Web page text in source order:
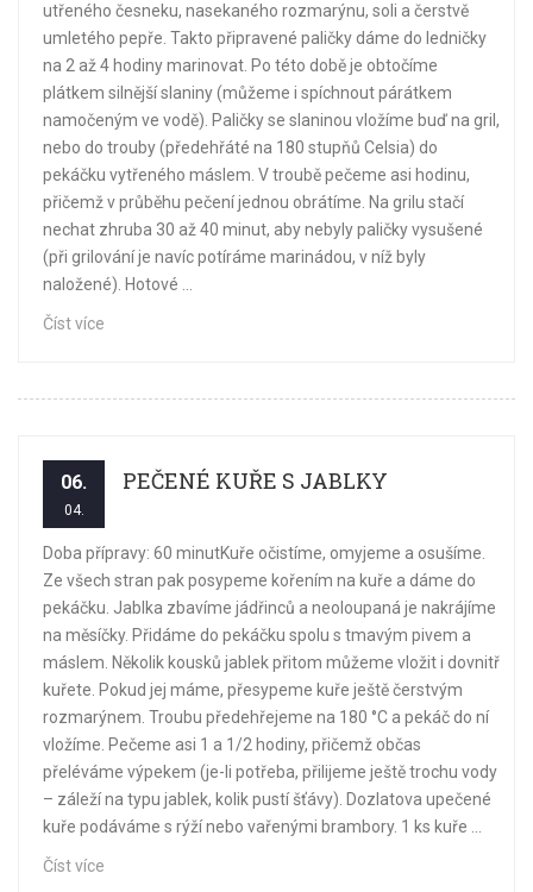
utřeného česneku, nasekaného rozmarýnu, soli a čerstvě
umletého pepře. Takto připravené paličky dáme do ledničky
na 2 až 4 hodiny marinovat. Po této době je obtočíme
plátkem silnější slaniny (můžeme i spíchnout párátkem
namočeným ve vodě). Paličky se slaninou vložíme buď na gril,
nebo do trouby (předehřáté na 180 stupňů Celsia) do
pekáčku vytřeného máslem. V troubě pečeme asi hodinu,
přičemž v průběhu pečení jednou obrátíme. Na grilu stačí
nechat zhruba 30 až 40 minut, aby nebyly paličky vysušené
(při grilování je navíc potíráme marinádou, v níž byly
naložené). Hotové ...
Číst více
06.
04.
PEČENÉ KUŘE S JABLKY
Doba přípravy: 60 minutKuře očistíme, omyjeme a osušíme.
Ze všech stran pak posypeme kořením na kuře a dáme do
pekáčku. Jablka zbavíme jádřinců a neoloupaná je nakrájíme
na měsíčky. Přidáme do pekáčku spolu s tmavým pivem a
máslem. Několik kousků jablek přitom můžeme vložit i dovnitř
kuřete. Pokud jej máme, přesypeme kuře ještě čerstvým
rozmarýnem. Troubu předehřejeme na 180 °C a pekáč do ní
vložíme. Pečeme asi 1 a 1/2 hodiny, přičemž občas
přeléváme výpekem (je-li potřeba, přilijeme ještě trochu vody
– záleží na typu jablek, kolik pustí šťávy). Dozlatova upečené
kuře podáváme s rýží nebo vařenými brambory. 1 ks kuře ...
Číst více